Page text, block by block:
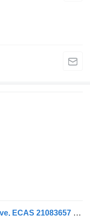
Volvo Air suspension control valve, ECAS 21083657 pneumatik ventil til Volvo FH13 trækker